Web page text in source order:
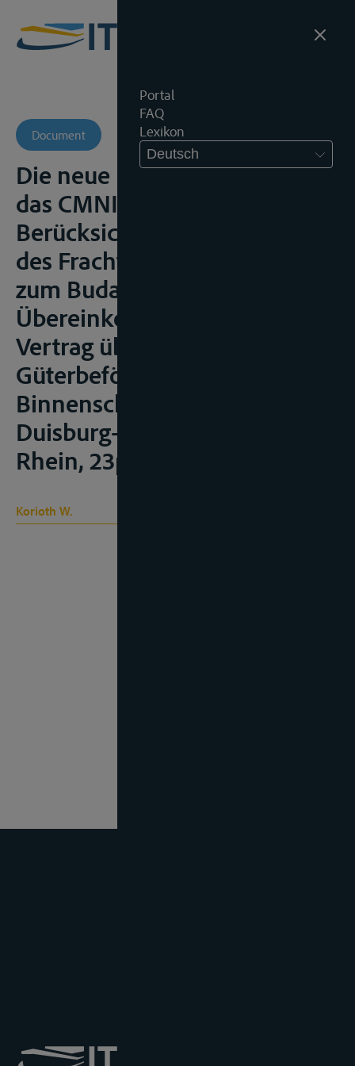
Portal
FAQ
Lexikon
Deutsch
Document
Die neue Rechtslage durch
das CMNI unter besonderer
Berücksichtigung der Haftung
des Frachtführers, Workshop
zum Budapester
Übereinkommen über der
Vertrag über die
Güterbeförderung in der
Binnenschiffahrt, 14.11.2006,
Duisburg-Ruhrort, Haus
Rhein, 23p.
Korioth W.